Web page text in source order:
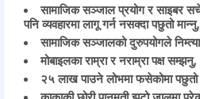
सामाजिक सञ्जाल प्रयोग र साइबर
पनि व्यवहारमा लागू गर्न नसक्दा पछुतो मान्नु,
सामाजिक सञ्जालको दुरुपयोगले
मोबाइलका राम्रा र नराम्रा पक्ष सम्झनु,
२५ लाख पाउने लोभमा फसेकोमा